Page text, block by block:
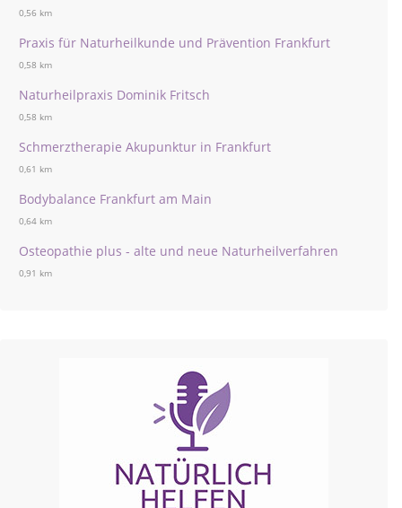
0,56 km
Praxis für Naturheilkunde und Prävention Frankfurt
0,58 km
Naturheilpraxis Dominik Fritsch
0,58 km
Schmerztherapie Akupunktur in Frankfurt
0,61 km
Bodybalance Frankfurt am Main
0,64 km
Osteopathie plus - alte und neue Naturheilverfahren
0,91 km